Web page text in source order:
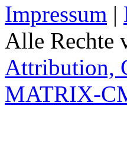
Impressum |
Alle Rechte
Attribution,
MATRIX-